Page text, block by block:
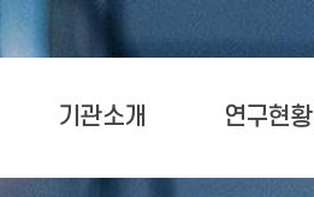
기관소개 연구현황